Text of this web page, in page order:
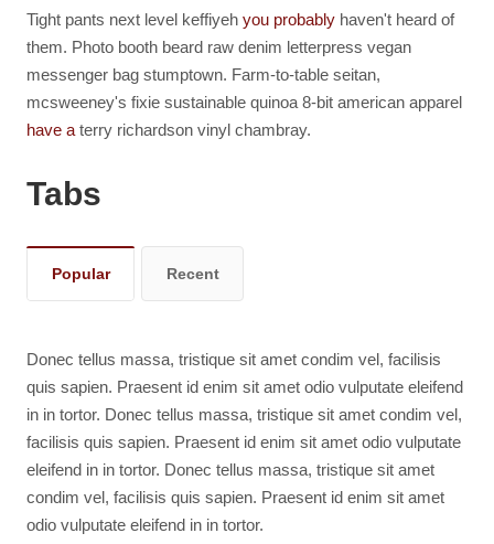
Tight pants next level keffiyeh you probably haven't heard of
them. Photo booth beard raw denim letterpress vegan
messenger bag stumptown. Farm-to-table seitan,
mcsweeney's fixie sustainable quinoa 8-bit american apparel
have a terry richardson vinyl chambray.
Tabs
Popular Recent
Donec tellus massa, tristique sit amet condim vel, facilisis
quis sapien. Praesent id enim sit amet odio vulputate eleifend
in in tortor. Donec tellus massa, tristique sit amet condim vel,
facilisis quis sapien. Praesent id enim sit amet odio vulputate
eleifend in in tortor. Donec tellus massa, tristique sit amet
condim vel, facilisis quis sapien. Praesent id enim sit amet
odio vulputate eleifend in in tortor.